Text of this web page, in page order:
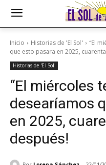
Inicio Historias de 'El Sol'
“El
que esto pasara en 2025,
Historias de 'El Sol'
“El miércoles
desearíamos
en 2025,
después!